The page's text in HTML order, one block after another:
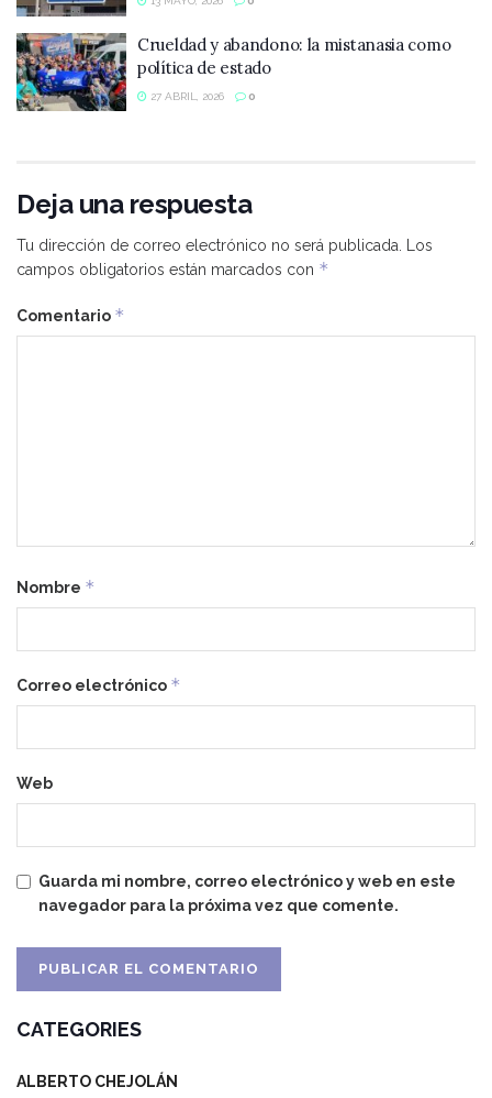
Crueldad y abandono: la mistanasia como
política de estado
27 ABRIL, 2026 0
Deja una respuesta
Tu dirección de correo electrónico no será publicada.
Los
campos obligatorios están marcados con *
Comentario *
Nombre *
Correo electrónico *
Web
Guarda mi nombre, correo electrónico y web en este
navegador para la próxima vez que comente.
CATEGORIES
ALBERTO CHEJOLÁN